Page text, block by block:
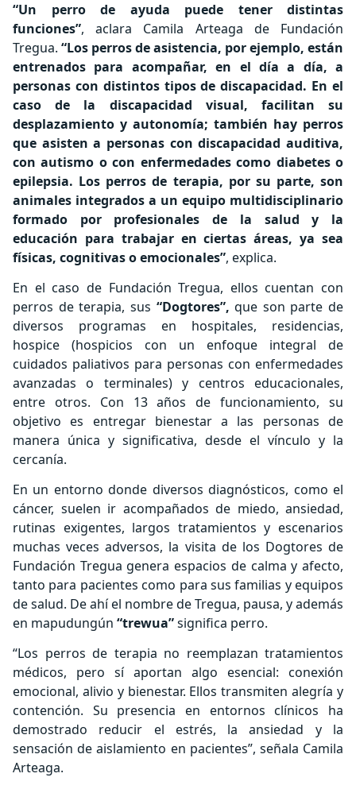
“Un perro de ayuda puede tener distintas
funciones”, aclara Camila Arteaga de Fundación
Tregua. “Los perros de asistencia, por ejemplo, están
entrenados para acompañar, en el día a día, a
personas con distintos tipos de discapacidad. En el
caso de la discapacidad visual, facilitan su
desplazamiento y autonomía; también hay perros
que asisten a personas con discapacidad auditiva,
con autismo o con enfermedades como diabetes o
epilepsia. Los perros de terapia, por su parte, son
animales integrados a un equipo multidisciplinario
formado por profesionales de la salud y la
educación para trabajar en ciertas áreas, ya sea
físicas, cognitivas o emocionales”, explica.
En el caso de Fundación Tregua, ellos cuentan con
perros de terapia, sus “Dogtores”, que son parte de
diversos programas en hospitales, residencias,
hospice (hospicios con un enfoque integral de
cuidados paliativos para personas con enfermedades
avanzadas o terminales) y centros educacionales,
entre otros. Con 13 años de funcionamiento, su
objetivo es entregar bienestar a las personas de
manera única y significativa, desde el vínculo y la
cercanía.
En un entorno donde diversos diagnósticos, como el
cáncer, suelen ir acompañados de miedo, ansiedad,
rutinas exigentes, largos tratamientos y escenarios
muchas veces adversos, la visita de los Dogtores de
Fundación Tregua genera espacios de calma y afecto,
tanto para pacientes como para sus familias y equipos
de salud. De ahí el nombre de Tregua, pausa, y además
en mapudungún “trewua”significa perro.
“Los perros de terapia no reemplazan tratamientos
médicos, pero sí aportan algo esencial: conexión
emocional, alivio y bienestar. Ellos transmiten alegría y
contención. Su presencia en entornos clínicos ha
demostrado reducir el estrés, la ansiedad y la
sensación de aislamiento en pacientes”, señala Camila
Arteaga.